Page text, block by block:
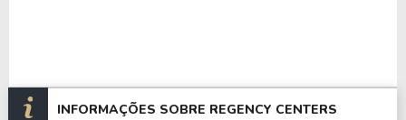
INFORMAÇÕES SOBRE REGENCY CENTERS